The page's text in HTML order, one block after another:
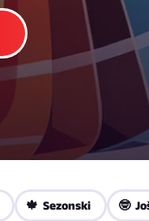
🍁 Sezonski 🤓